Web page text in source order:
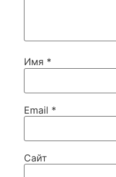
Имя *
Email *
Сайт